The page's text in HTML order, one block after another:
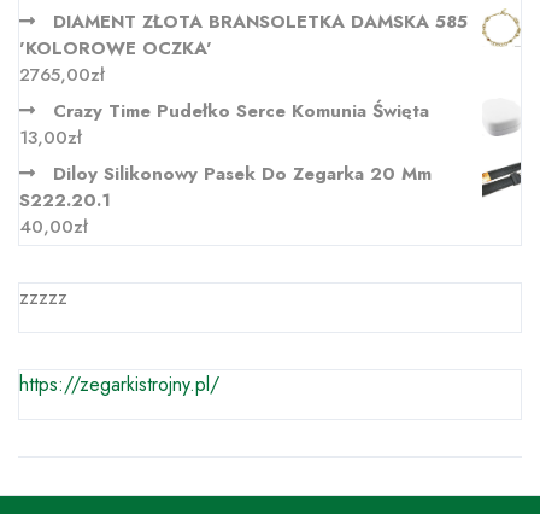
DIAMENT ZŁOTA BRANSOLETKA DAMSKA 585
'KOLOROWE OCZKA'
2765,00zł
Crazy Time Pudełko Serce Komunia Święta
13,00zł
Diloy Silikonowy Pasek Do Zegarka 20 Mm
S222.20.1
40,00zł
zzzzz
https://zegarkistrojny.pl/